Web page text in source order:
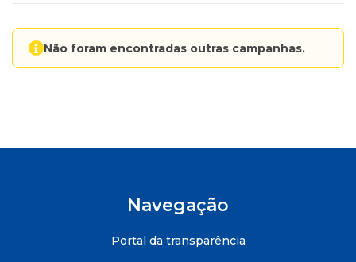
Não foram encontradas outras campanhas.
Navegação
Portal da transparência